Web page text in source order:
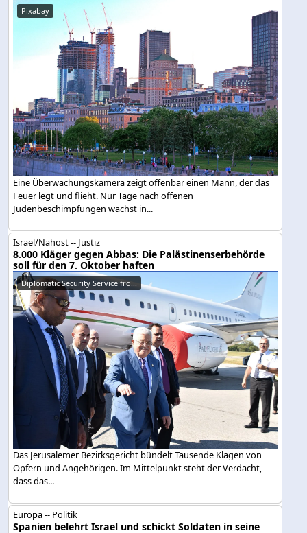
Pixabay
Eine Überwachungskamera zeigt offenbar einen Mann, der das
Feuer legt und flieht. Nur Tage nach offenen
Judenbeschimpfungen wächst in...
Israel/Nahost -- Justiz
8.000 Kläger gegen Abbas: Die Palästinenserbehörde
soll für den 7. Oktober haften
Diplomatic Security Service fro...
Das Jerusalemer Bezirksgericht bündelt Tausende Klagen von
Opfern und Angehörigen. Im Mittelpunkt steht der Verdacht,
dass das...
Europa -- Politik
Spanien belehrt Israel und schickt Soldaten in seine